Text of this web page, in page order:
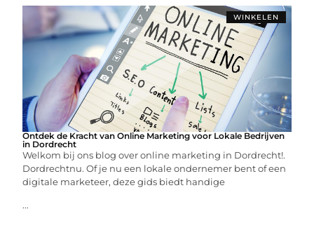
WINKELEN
Ontdek de Kracht van Online Marketing voor Lokale Bedrijven
in Dordrecht
Welkom bij ons blog over online marketing in Dordrecht!.
Dordrechtnu. Of je nu een lokale ondernemer bent of een
digitale marketeer, deze gids biedt handige
...